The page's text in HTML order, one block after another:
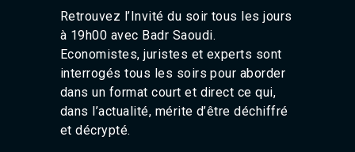
Chefchaouen 106.4
Essaouira 96.6
Safi 92.3
Taza 103.0
Taounate 95.6
Tiznit 103.1
SkhourRhamna 92.2
Retrouvez l’Invité du soir tous les jours
à 19h00 avec Badr Saoudi.
Economistes, juristes et experts sont
interrogés tous les soirs pour aborder
dans un format court et direct ce qui,
dans l’actualité, mérite d’être déchiffré
et décrypté.